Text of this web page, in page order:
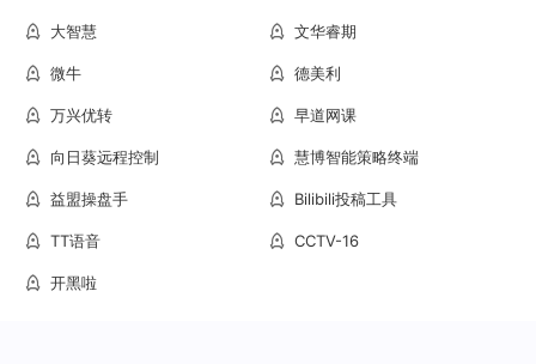
大智慧 文华睿期
微牛 德美利
万兴优转 早道网课
向日葵远程控制 慧博智能策略终端
益盟操盘手 Bilibili投稿工具
TT语音 CCTV-16
开黑啦